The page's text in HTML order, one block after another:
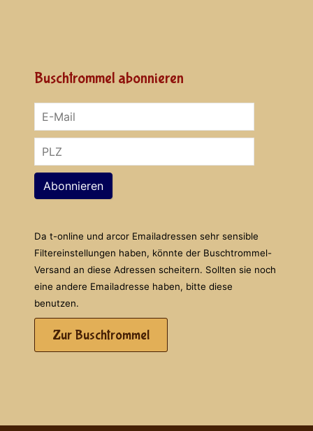
Buschtrommel abonnieren
Abonnieren
Da t-online und arcor Emailadressen sehr sensible
Filtereinstellungen haben, könnte der Buschtrommel-
Versand an diese Adressen scheitern. Sollten sie noch
eine andere Emailadresse haben, bitte diese
benutzen.
Zur Buschtrommel